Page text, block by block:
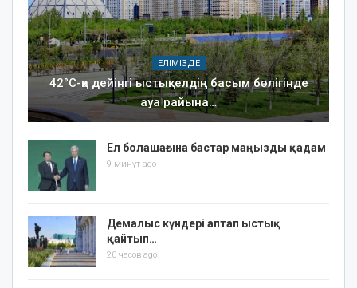
ЕЛІМІЗДЕ
42°C-қа дейінгі ыстық: елдің басым бөлігінде
ауа райына…
Ел болашағына бастар маңызды қадам
9 минут ago
Демалыс күндері аптап ыстық
қайтып…
20 часов ago